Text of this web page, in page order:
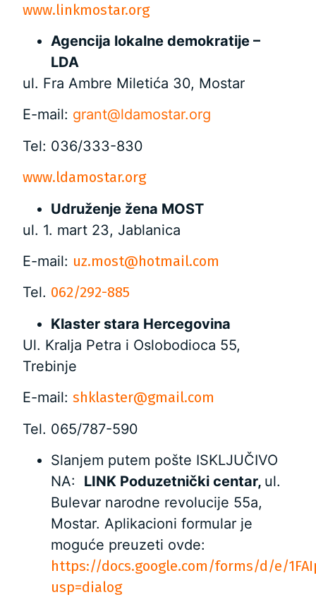
www.linkmostar.org
Agencija lokalne demokratije –
LDA
ul. Fra Ambre Miletića 30, Mostar
E-mail: grant@ldamostar.org
Tel: 036/333-830
www.ldamostar.org
Udruženje žena MOST
ul. 1. mart 23, Jablanica
E-mail: uz.most@hotmail.com
Tel. 062/292-885
Klaster stara Hercegovina
Ul. Kralja Petra i Oslobodioca 55,
Trebinje
E-mail: shklaster@gmail.com
Tel. 065/787-590
Slanjem putem pošte ISKLJUČIVO
NA: LINK Poduzetnički centar, ul.
Bulevar narodne revolucije 55a,
Mostar. Aplikacioni formular je
moguće preuzeti ovde:
https://docs.google.com/forms/d/e/
usp=dialog